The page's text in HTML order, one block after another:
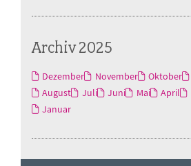
Archiv 2025
Dezember November Oktober
August
Juli Juni Mai April
Januar